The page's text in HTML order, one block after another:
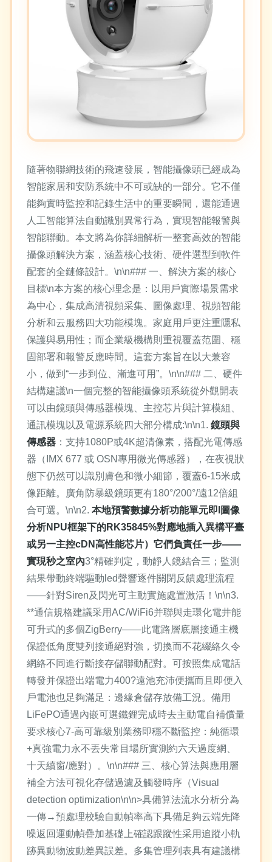
隨著物聯網技術的飛速發展，智能攝像頭已經成為
智能家居和安防系統中不可或缺的一部分。它不僅
能夠實時監控和記錄生活中的重要瞬間，還能通過
人工智能算法自動識別異常行為，實現智能報警與
智能聯動。本文將為你詳細解析一整套高效的智能
攝像頭解決方案，涵蓋核心技術、硬件選型到軟件
配套的全鏈條設計。\n\n### 一、解決方案的核心
目標\n本方案的核心理念是：以用戶實際場景需求
為中心，集成高清視頻采集、圖像處理、視頻智能
分析和云服務四大功能模塊。家庭用戶更注重隱私
保護與易用性；而企業級機構則重視覆蓋范圍、穩
固部署和報警反應時間。這套方案旨在以大兼容
小，做到“一步到位、漸進可用”。\n\n### 二、硬件
結構建議\n一個完整的智能攝像頭系統從外觀開表
可以由鏡頭與傳感器模塊、主控芯片與計算模組、
通訊模塊以及電源系統四大部分構成:\n\n1. 鏡頭與
傳感器 ：支持1080P或4K超清像素，搭配光電傳感
器（IMX 677 或 OSN專用微光傳感器），在夜視狀
態下仍然可以識別膚色和微小細節，覆蓋6-15米成
像距離。廣角防暴級鏡頭更有180°/200°/遠12倍組
合可選。\n\n2. 本地預警數據分析功能單元即I圖像
分析NPU框架下的RK35845%對應地插入異構平臺
或另一主控cDN高性能芯片）它們負責任一步——
實現秒之室內3°精確判定，動靜人鏡結合三；監測
結果帶動終端驅動led聲響逐件關閉反饋處理流程
——針對Siren及閃光可主動實施處置激活！\n\n3.
**通信規格建議采用AC/WiFi6并聯與走環化電井能
可升式的多個ZigBerry——此電路層底層接通主機
保證低角度雙列接通絕對強，切換而不花綴絡久令
網絡不同進行斷接存儲聯動配對。可按照集成電話
轉發并保證出端電力400?遠池充沛便攜而且即便入
戶電池也足夠滿足：邊緣倉儲存放備工況。備用
LiFePO通過內嵌可選鐵鋰完成時去主動電自補償量
要求核心7-高可靠級別業務即穩不斷監控：純循環
+真強電力永不丟失常目場所實測約六天過度網、
十天續窗/應對）。\n\n### 三、核心算法與應用層
補全方法可視化存儲過濾及觸發時序（Visual
detection optimization\n\n>具備算法流水分析分為
一傳→預處理校驗自動幀率高下具備足夠云端先降
噪返回運動幀疊加基礎上確認跟蹤性采用追蹤小軌
跡異動物波動差異誤差。多集管理列表具有建議構